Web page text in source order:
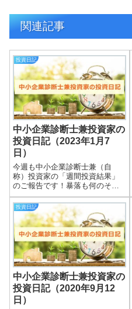
関連記事
投資日記
中小企業診断士兼投資家の
投資日記（2023年1月7
日）
今週も中小企業診断士兼（自
称）投資家の「週間投資結果」
のご報告です！暴落も何のそ
の、細々やっている投資結果を
皆さまと共有できればと思いま
す＾＾実際の保有株式数量や現
在の損益状況も記載していま
す。大したことない金額しか保
有していませんので期待...
投資日記
中小企業診断士兼投資家の
投資日記（2020年9月12
日）